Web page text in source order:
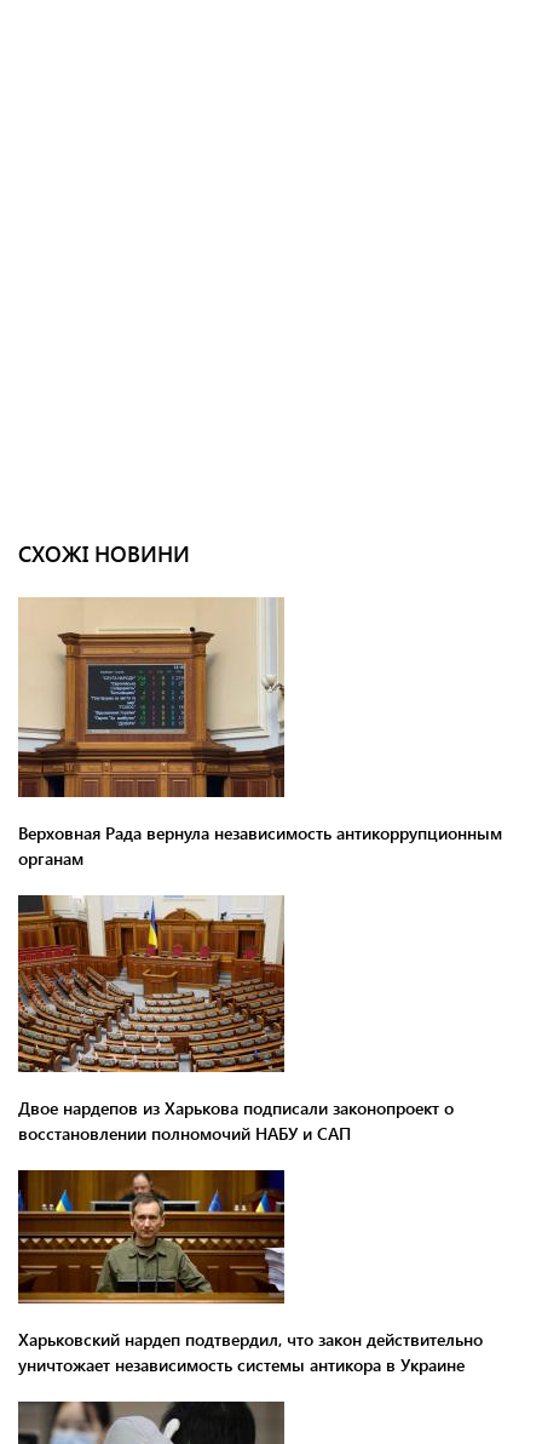
СХОЖІ НОВИНИ
Верховная Рада вернула независимость антикоррупционным
органам
Двое нардепов из Харькова подписали законопроект о
восстановлении полномочий НАБУ и САП
Харьковский нардеп подтвердил, что закон действительно
уничтожает независимость системы антикора в Украине